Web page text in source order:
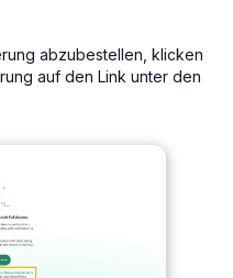
abzubestellen, klicken
auf den Link unter den